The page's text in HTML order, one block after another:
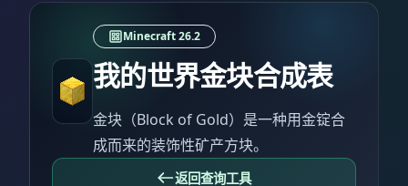
Minecraft 26.2
我的世界金块合成表
金块（Block of Gold）是一种用金锭合
成而来的装饰性矿产方块。
返回查询工具